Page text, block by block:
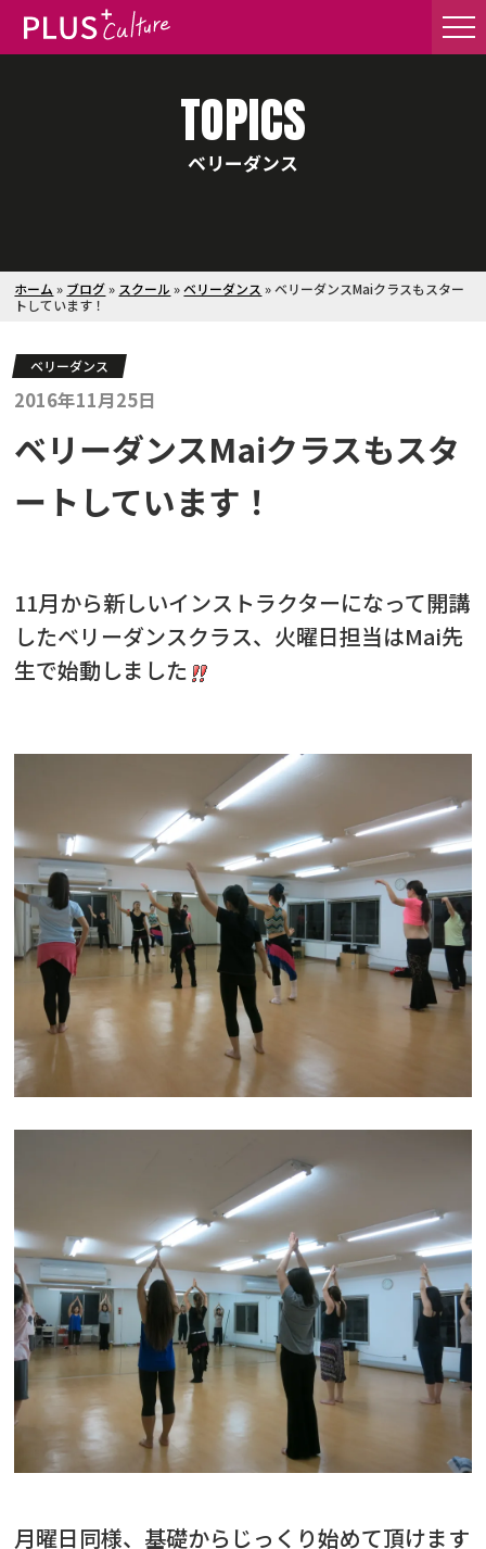
TOPICS
ベリーダンス
ホーム » ブログ» スクール »ベリーダンス »ベリーダンスMaiクラスもスター
トしています！
ベリーダンス
2016年11月25日
ベリーダンスMaiクラスもスタ
ートしています！
11月から新しいインストラクターになって開講
したベリーダンスクラス、火曜日担当はMai先
生で始動しました
月曜日同様、基礎からじっくり始めて頂けます